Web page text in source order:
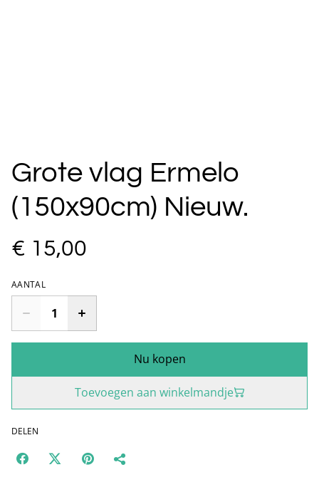
Grote vlag Ermelo
(150x90cm) Nieuw.
€ 15,00
AANTAL
Nu kopen
Toevoegen aan winkelmandje
DELEN